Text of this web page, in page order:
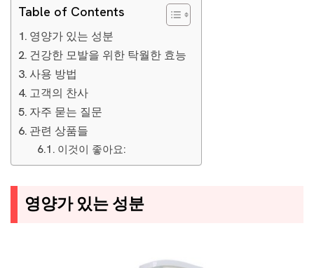
Table of Contents
영양가 있는 성분
건강한 모발을 위한 탁월한 효능
사용 방법
고객의 찬사
자주 묻는 질문
관련 상품들
이것이 좋아요:
영양가 있는 성분